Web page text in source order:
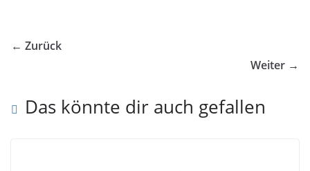
← Zurück
Weiter →
Das könnte dir auch gefallen